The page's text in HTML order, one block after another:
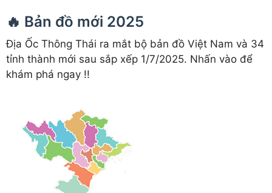
🔥 Bản đồ mới 2025
Địa Ốc Thông Thái ra mắt bộ bản đồ Việt Nam và 34
tỉnh thành mới sau sắp xếp 1/7/2025. Nhấn vào để
khám phá ngay !!